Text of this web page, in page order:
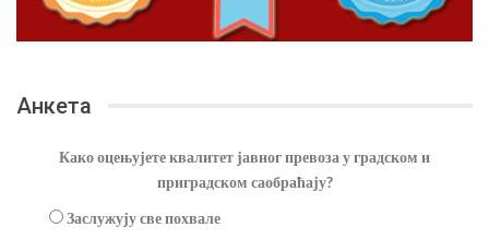
Анкета
Како оцењујете квалитет јавног превоза у градском и
приградском саобраћају?
Заслужују све похвале